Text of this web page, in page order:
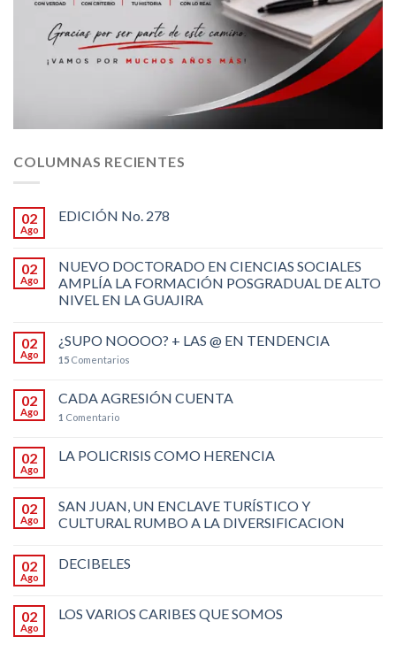
COLUMNAS RECIENTES
02
Ago
EDICIÓN No. 278
02
Ago
NUEVO DOCTORADO EN CIENCIAS SOCIALES
AMPLÍA LA FORMACIÓN POSGRADUAL DE ALTO
NIVEL EN LA GUAJIRA
02
Ago
¿SUPO NOOOO? + LAS @ EN TENDENCIA
15 Comentarios
02
Ago
CADA AGRESIÓN CUENTA
1 Comentario
02
Ago
LA POLICRISIS COMO HERENCIA
02
Ago
SAN JUAN, UN ENCLAVE TURÍSTICO Y
CULTURAL RUMBO A LA DIVERSIFICACION
02
Ago
DECIBELES
02
Ago
LOS VARIOS CARIBES QUE SOMOS